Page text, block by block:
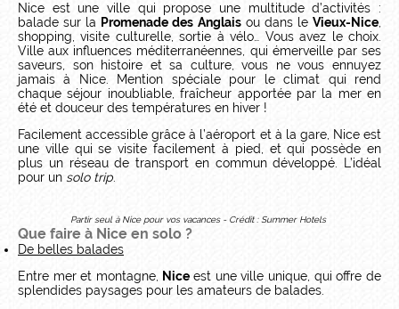
Nice est une ville qui propose une multitude d’activités :
balade sur la Promenade des Anglaisou dans leVieux-Nice
shopping, visite culturelle, sortie à vélo… Vous avez le choix.
Ville aux influences méditerranéennes, qui émerveille par ses
saveurs, son histoire et sa culture, vous ne vous ennuyez
jamais à Nice. Mention spéciale pour le climat qui rend
chaque séjour inoubliable, fraîcheur apportée par la mer en
été et douceur des températures en hiver !
Facilement accessible grâce à l’aéroport et à la gare, Nice est
une ville qui se visite facilement à pied, et qui possède en
plus un réseau de transport en commun développé. L’idéal
pour un solo trip
Partir seul à Nice pour vos vacances - Crédit : Summer Hotels
Que faire à Nice en solo ?
De belles balades
Entre mer et montagne, Niceest une ville unique, qui offre de
splendides paysages pour les amateurs de balades.